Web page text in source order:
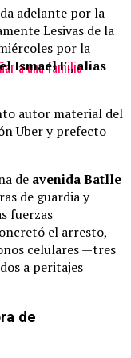
a una familia
adelante por la
Lesivas de la
por la
Ismael F., alias
autor material del
Uber y prefecto
de avenida Batlle
de guardia y
fuerzas
el arresto,
celulares —tres
a peritajes
de